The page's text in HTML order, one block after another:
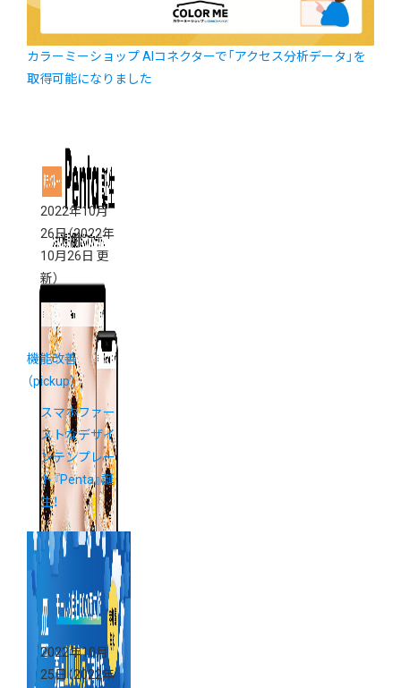
カラーミーショップ AIコネクターで「アクセス分析データ」を
取得可能になりました
2022年10月
26日（2022年
10月26日 更
新）
機能改善
（pickup）
スマホファー
ストなデザイ
ンテンプレー
ト『Penta』誕
生！
2022年10月
25日（2022年